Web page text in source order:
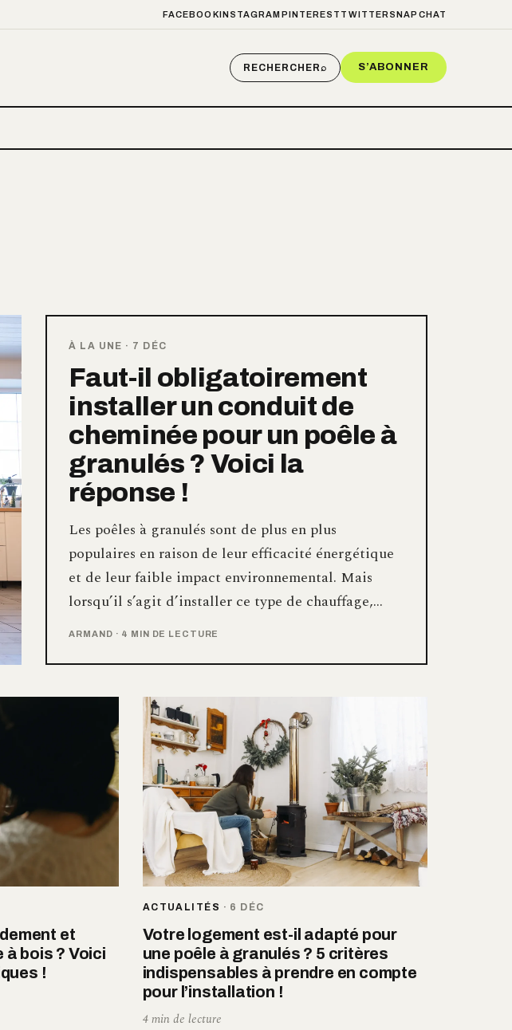
FACEBOOKINSTAGRAM PINTEREST TWITTER SNAPCHAT
RECHERCHER⌕ S’ABONNER
À LA UNE · 7 DÉC
Faut-il obligatoirement
installer un conduit de
cheminée pour un poêle à
granulés ? Voici la
réponse !
Les poêles à granulés sont de plus en plus
populaires en raison de leur efficacité énergétique
et de leur faible impact environnemental. Mais
lorsqu’il s’agit d’installer ce type de chauffage,…
ARMAND · 4 MIN DE LECTURE
et
bois ? Voici
!
ACTUALITÉS · 6 DÉC
Votre logement est-il adapté pour
une poêle à granulés ? 5 critères
indispensables à prendre en compte
pour l’installation !
4 min de lecture